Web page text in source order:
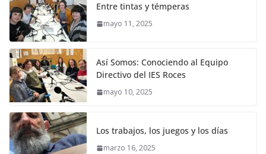
Entre tintas y témperas
mayo 11, 2025
Así Somos: Conociendo al Equipo
Directivo del IES Roces
mayo 10, 2025
Los trabajos, los juegos y los días
marzo 16, 2025